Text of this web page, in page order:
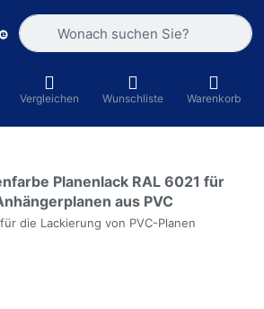
Geben Sie einen Suchbegriff ein.
Vergleichen Wunschliste Warenkorb
Planenlack RAL 6021 für
aus PVC
die Lackierung von PVC-Planen